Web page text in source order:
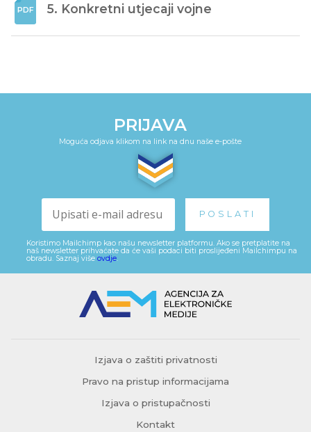
5. Konkretni utjecaji vojne
PRIJAVA
Moguća odjava klikom na link na dnu naše e-pošte
Koristimo Mailchimp kao našu newsletter platformu. Ako se pretplatite na
naš newsletter prihvaćate da će vaši podaci biti proslijeđeni Mailchimpu na
obradu. Saznaj više ovdje
Izjava o zaštiti privatnosti
Pravo na pristup informacijama
Izjava o pristupačnosti
Kontakt